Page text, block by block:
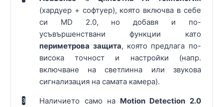
(хардуер + софтуер), която включва в себе
си MD 2.0, но добавя и по-
усъвършенствани функции като
периметрова защита, която предлага по-
висока точност и настройки (напр.
включване на светлинна или звукова
сигнализация на самата камера).
3 Наличието само на Motion Detection 2.0